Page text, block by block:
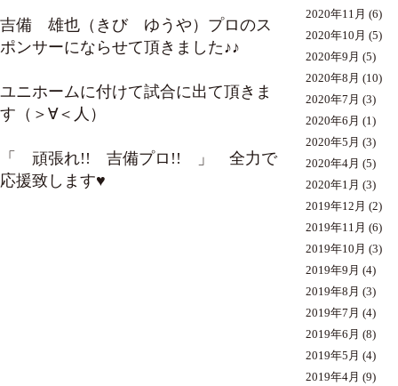
吉備 雄也（きび ゆうや）プロのス
ポンサーにならせて頂きました♪♪
ユニホームに付けて試合に出て頂きま
す（＞∀＜人）
「 頑張れ!! 吉備プロ!! 」 全力で
応援致します♥
2020年11月 (6)
2020年10月 (5)
2020年9月 (5)
2020年8月 (10)
2020年7月 (3)
2020年6月 (1)
2020年5月 (3)
2020年4月 (5)
2020年1月 (3)
2019年12月 (2)
2019年11月 (6)
2019年10月 (3)
2019年9月 (4)
2019年8月 (3)
2019年7月 (4)
2019年6月 (8)
2019年5月 (4)
2019年4月 (9)